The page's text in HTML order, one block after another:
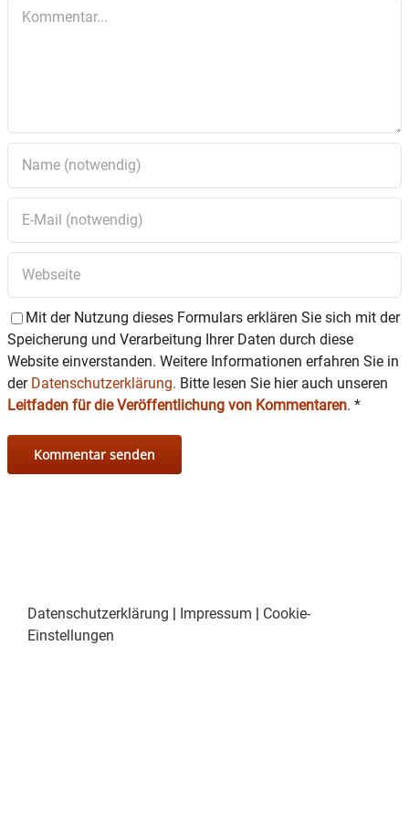
Mit der Nutzung dieses Formulars erklären Sie sich mit der
Speicherung und Verarbeitung Ihrer Daten durch diese
Website einverstanden. Weitere Informationen erfahren Sie in
der Datenschutzerklärung. Bitte lesen Sie hier auch unseren
Leitfaden für die Veröffentlichung von Kommentaren. *
Datenschutzerklärung | Impressum | Cookie-
Einstellungen